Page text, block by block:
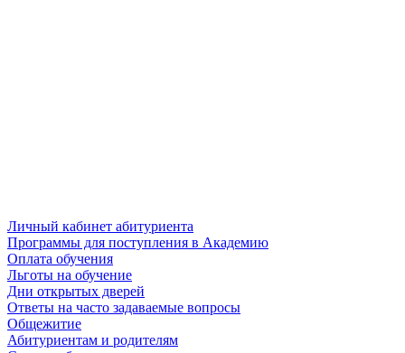
Личный кабинет абитуриента
Программы для поступления в Академию
Оплата обучения
Льготы на обучение
Дни открытых дверей
Ответы на часто задаваемые вопросы
Общежитие
Абитуриентам и родителям